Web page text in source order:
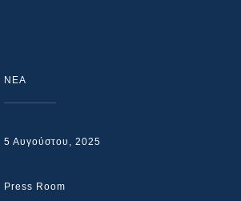
NEA
5 Αυγούστου, 2025
Press Room